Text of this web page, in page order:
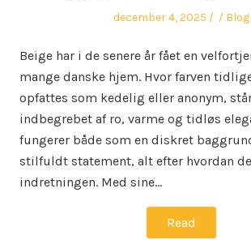
Posted
december 4, 2025 Author
Blog
Beige har i de senere år fået en
mange danske hjem. Hvor farven
opfattes som kedelig eller anonym,
indbegrebet af ro, varme og tidløs
fungerer både som en diskret
stilfuldt statement, alt efter hvordan
indretningen. Med sine…
Read